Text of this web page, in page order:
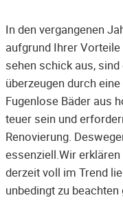
In den vergangenen
aufgrund Ihrer
sehen schick aus,
überzeugen durch
Fugenlose Bäder aus
teuer sein und
Renovierung.
essenziell.Wir
derzeit voll im Trend
unbedingt zu